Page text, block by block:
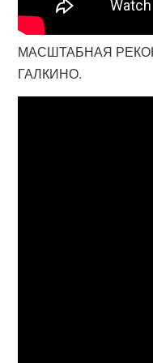
МАСШТАБНАЯ
ГАЛКИНО.